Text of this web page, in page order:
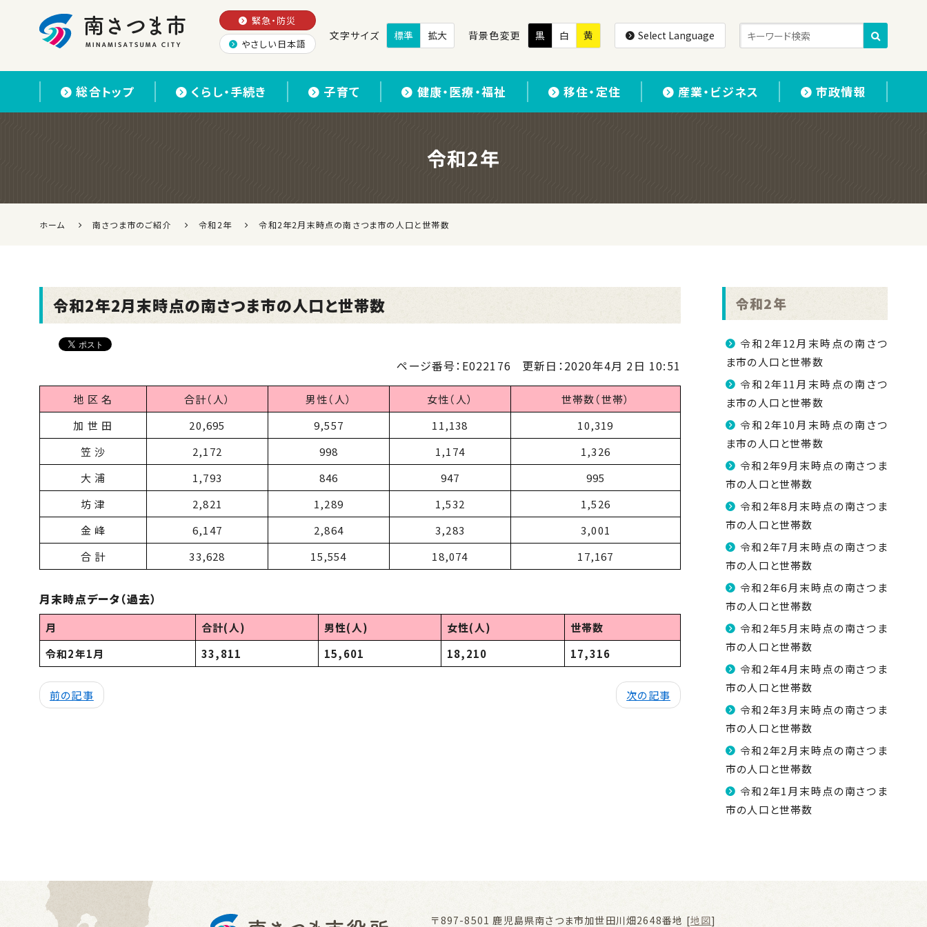
緊急・防災
やさしい日本語
文字サイズ 標準 拡大 背景色変更 黒 白 黄 Select Language
総合トップ くらし・手続き 子育て 健康・医療・福祉 移住・定住 産業・ビジネス 市政情報
令和2年
ホーム 南さつま市のご紹介 令和2年 令和2年2月末時点の南さつま市の人口と世帯数
令和2年2月末時点の南さつま市の人口と世帯数
ページ番号：E022176 更新日：2020年4月 2日 10:51
地 区 名 合計（人） 男性（人） 女性（人）
世帯数（世帯）
加 世 田
20,695 9,557 11,138
10,319
笠 沙
2,172 998 1,174
1,326
大 浦
1,793 846 947
995
坊 津
2,821 1,289 1,532
1,526
金 峰
6,147 2,864 3,283
3,001
合 計
33,628 15,554 18,074 17,167
月末時点データ（過去）
月 合計(人) 男性(人) 女性(人)
世帯数
令和2年1月
33,811 15,601 18,210 17,316
前の記事 次の記事
令和2年
令和2年12月末時点の南さつ
ま市の人口と世帯数
令和2年11月末時点の南さつ
ま市の人口と世帯数
令和2年10月末時点の南さつ
ま市の人口と世帯数
令和2年9月末時点の南さつま
市の人口と世帯数
令和2年8月末時点の南さつま
市の人口と世帯数
令和2年7月末時点の南さつま
市の人口と世帯数
令和2年6月末時点の南さつま
市の人口と世帯数
令和2年5月末時点の南さつま
市の人口と世帯数
令和2年4月末時点の南さつま
市の人口と世帯数
令和2年3月末時点の南さつま
市の人口と世帯数
令和2年2月末時点の南さつま
市の人口と世帯数
令和2年1月末時点の南さつま
市の人口と世帯数
〒897-8501鹿児島県南さつま市加世田川畑2648番地 [地図]